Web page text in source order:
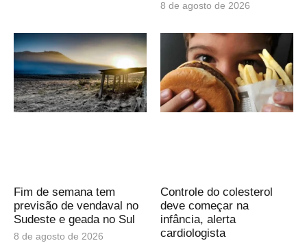
8 de agosto de 2026
Fim de semana tem
previsão de vendaval no
Sudeste e geada no Sul
8 de agosto de 2026
Controle do colesterol
deve começar na
infância, alerta
cardiologista